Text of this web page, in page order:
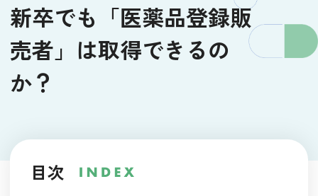
新卒でも「医薬品登録販
売者」は取得できるの
か？
目次